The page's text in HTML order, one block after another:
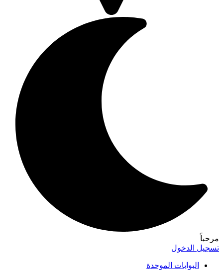
مرحباً
تسجيل الدخول
البوابات الموحدة